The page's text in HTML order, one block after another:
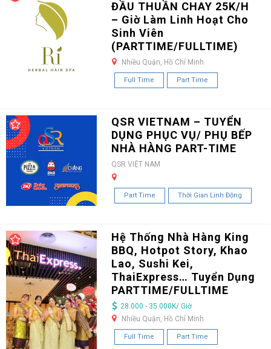
ĐẦU THUẦN CHAY 25K/H
– Giờ Làm Linh Hoạt Cho
Sinh Viên
(PARTTIME/FULLTIME)
Nhiều Quận, Hồ Chí Minh
Full Time Part Time
QSR VIETNAM – TUYỂN
DỤNG PHỤC VỤ/ PHỤ BẾP
NHÀ HÀNG PART-TIME
QSR VIỆT NAM
Part Time Thời Gian Linh Động
Hệ Thống Nhà Hàng King
BBQ, Hotpot Story, Khao
Lao, Sushi Kei,
ThaiExpress… Tuyển Dụng
PARTTIME/FULLTIME
28.000 - 35.000K/ Giờ
Nhiều Quận, Hồ Chí Minh
Full Time Part Time